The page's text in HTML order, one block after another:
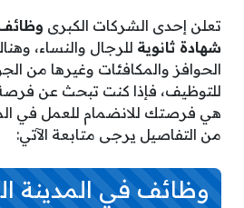
تعلن إحدى الشركات الكبرى وظائف
شهادة ثانوية للرجال والنساء،
الحوافز والمكافئات وغيرها من
للتوظيف، فإذا كنت تبحث عن
هي فرصتك للانضمام للعمل في
من التفاصيل يرجى متابعة الآتي:
وظائف في المدينة